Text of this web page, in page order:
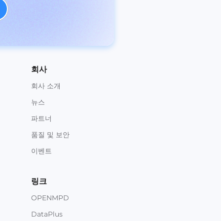
회사
회사 소개
뉴스
파트너
품질 및 보안
이벤트
링크
OPENMPD
DataPlus